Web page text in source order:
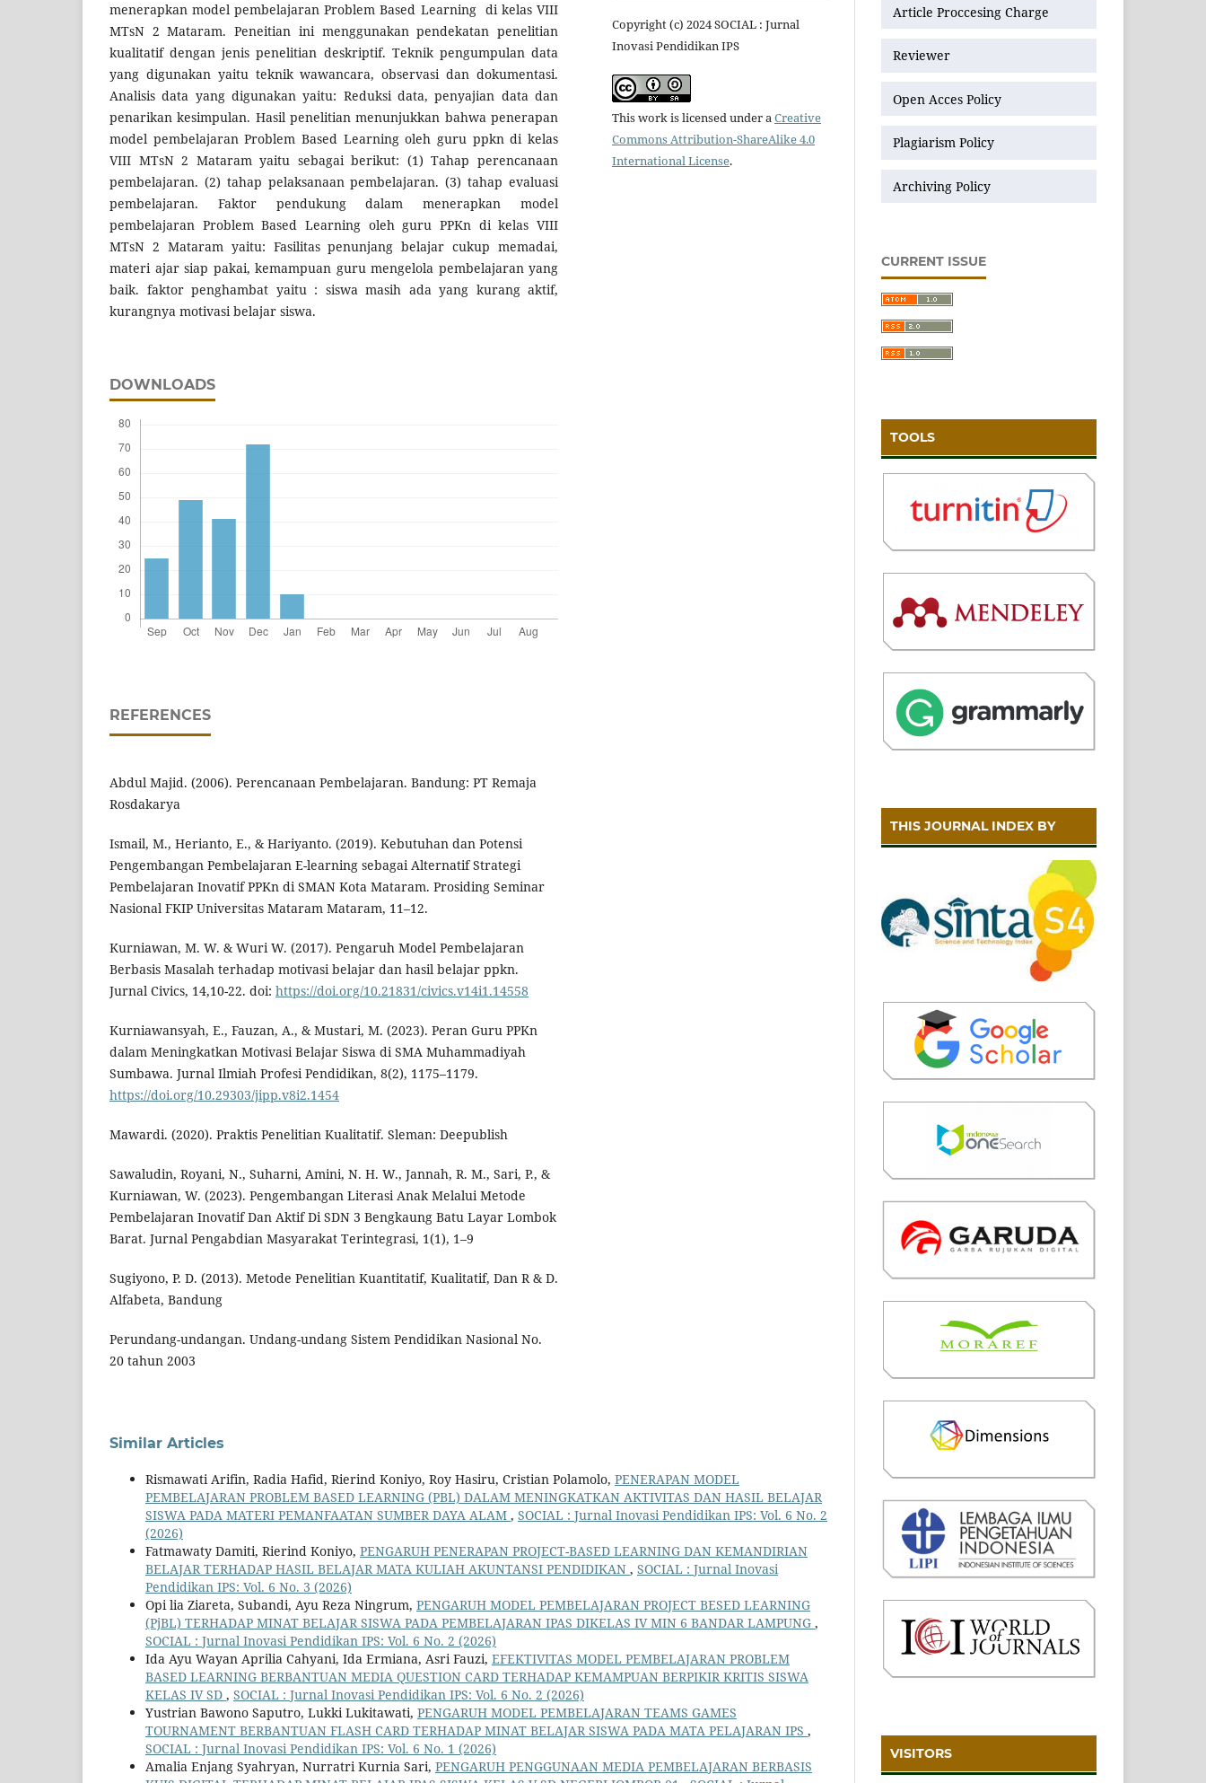
menerapkan model pembelajaran Problem Based Learning di kelas VIII
MTsN 2 Mataram. Peneitian ini menggunakan pendekatan penelitian
kualitatif dengan jenis penelitian deskriptif. Teknik pengumpulan data
yang digunakan yaitu teknik wawancara, observasi dan dokumentasi.
Analisis data yang digunakan yaitu: Reduksi data, penyajian data dan
penarikan kesimpulan. Hasil penelitian menunjukkan bahwa penerapan
model pembelajaran Problem Based Learning oleh guru ppkn di kelas
VIII MTsN 2 Mataram yaitu sebagai berikut: (1) Tahap perencanaan
pembelajaran. (2) tahap pelaksanaan pembelajaran. (3) tahap evaluasi
pembelajaran. Faktor pendukung dalam menerapkan model
pembelajaran Problem Based Learning oleh guru PPKn di kelas VIII
MTsN 2 Mataram yaitu: Fasilitas penunjang belajar cukup memadai,
materi ajar siap pakai, kemampuan guru mengelola pembelajaran yang
baik. faktor penghambat yaitu : siswa masih ada yang kurang aktif,
kurangnya motivasi belajar siswa.
DOWNLOADS
REFERENCES
Abdul Majid. (2006). Perencanaan Pembelajaran. Bandung: PT Remaja
Rosdakarya
Ismail, M., Herianto, E., & Hariyanto. (2019). Kebutuhan dan Potensi
Pengembangan Pembelajaran E-learning sebagai Alternatif Strategi
Pembelajaran Inovatif PPKn di SMAN Kota Mataram. Prosiding Seminar
Nasional FKIP Universitas Mataram Mataram, 11–12.
Kurniawan, M. W. & Wuri W. (2017). Pengaruh Model Pembelajaran
Berbasis Masalah terhadap motivasi belajar dan hasil belajar ppkn.
Jurnal Civics, 14,10-22. doi: https://doi.org/10.21831/civics.v14i1.14558
Kurniawansyah, E., Fauzan, A., & Mustari, M. (2023). Peran Guru PPKn
dalam Meningkatkan Motivasi Belajar Siswa di SMA Muhammadiyah
Sumbawa. Jurnal Ilmiah Profesi Pendidikan, 8(2), 1175–1179.
https://doi.org/10.29303/jipp.v8i2.1454
Mawardi. (2020). Praktis Penelitian Kualitatif. Sleman: Deepublish
Sawaludin, Royani, N., Suharni, Amini, N. H. W., Jannah, R. M., Sari, P., &
Kurniawan, W. (2023). Pengembangan Literasi Anak Melalui Metode
Pembelajaran Inovatif Dan Aktif Di SDN 3 Bengkaung Batu Layar Lombok
Barat. Jurnal Pengabdian Masyarakat Terintegrasi, 1(1), 1–9
Sugiyono, P. D. (2013). Metode Penelitian Kuantitatif, Kualitatif, Dan R & D.
Alfabeta, Bandung
Perundang-undangan. Undang-undang Sistem Pendidikan Nasional No.
20 tahun 2003
Copyright (c) 2024 SOCIAL : Jurnal
Inovasi Pendidikan IPS
This work is licensed under aCreative
Commons Attribution-ShareAlike 4.0
International License.
Similar Articles
Rismawati Arifin, Radia Hafid, Rierind Koniyo, Roy Hasiru, Cristian Polamolo, PENERAPAN MODEL
PEMBELAJARAN PROBLEM BASED LEARNING (PBL) DALAM MENINGKATKAN AKTIVITAS DAN HASIL BELAJAR
SISWA PADA MATERI PEMANFAATAN SUMBER DAYA ALAM , SOCIAL : Jurnal Inovasi Pendidikan IPS: Vol. 6 No. 2
(2026)
Fatmawaty Damiti, Rierind Koniyo, PENGARUH PENERAPAN PROJECT-BASED LEARNING DAN KEMANDIRIAN
BELAJAR TERHADAP HASIL BELAJAR MATA KULIAH AKUNTANSI PENDIDIKAN , SOCIAL : Jurnal Inovasi
Pendidikan IPS: Vol. 6 No. 3 (2026)
Opi lia Ziareta, Subandi, Ayu Reza Ningrum, PENGARUH MODEL PEMBELAJARAN PROJECT BESED LEARNING
(PjBL) TERHADAP MINAT BELAJAR SISWA PADA PEMBELAJARAN IPAS DIKELAS IV MIN 6 BANDAR LAMPUNG ,
SOCIAL : Jurnal Inovasi Pendidikan IPS: Vol. 6 No. 2 (2026)
Ida Ayu Wayan Aprilia Cahyani, Ida Ermiana, Asri Fauzi, EFEKTIVITAS MODEL PEMBELAJARAN PROBLEM
BASED LEARNING BERBANTUAN MEDIA QUESTION CARD TERHADAP KEMAMPUAN BERPIKIR KRITIS SISWA
KELAS IV SD , SOCIAL : Jurnal Inovasi Pendidikan IPS: Vol. 6 No. 2 (2026)
Yustrian Bawono Saputro, Lukki Lukitawati, PENGARUH MODEL PEMBELAJARAN TEAMS GAMES
TOURNAMENT BERBANTUAN FLASH CARD TERHADAP MINAT BELAJAR SISWA PADA MATA PELAJARAN IPS ,
SOCIAL : Jurnal Inovasi Pendidikan IPS: Vol. 6 No. 1 (2026)
Amalia Enjang Syahryan, Nurratri Kurnia Sari, PENGARUH PENGGUNAAN MEDIA PEMBELAJARAN BERBASIS
Article Proccesing Charge
Reviewer
Open Acces Policy
Plagiarism Policy
Archiving Policy
CURRENT ISSUE
TOOLS
THIS JOURNAL INDEX BY
VISITORS